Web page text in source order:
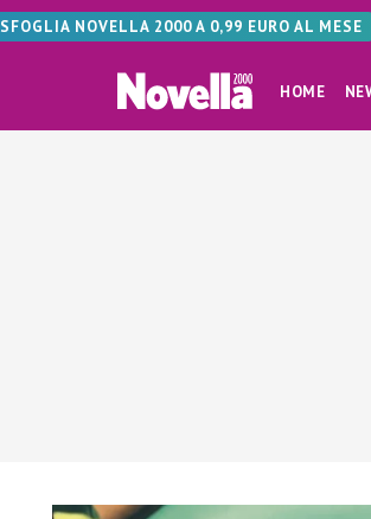
SFOGLIA NOVELLA 2000 A 0,99 EURO AL MESE
HOME